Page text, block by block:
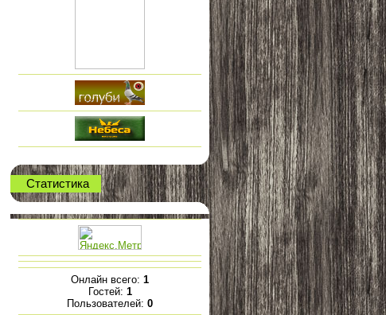
Статистика
Онлайн всего: 1
Гостей: 1
Пользователей: 0